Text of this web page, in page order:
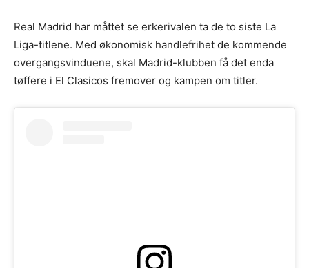
Real Madrid har måttet se erkerivalen ta de to siste La
Liga-titlene. Med økonomisk handlefrihet de kommende
overgangsvinduene, skal Madrid-klubben få det enda
tøffere i El Clasicos fremover og kampen om titler.